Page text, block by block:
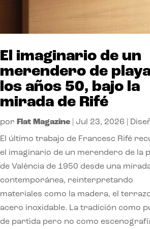
El imaginario de un
merendero de
los años 50, bajo la
mirada de Rifé
por Flat Magazine Jul 23, 2026
El último trabajo de Francesc Rifé
el imaginario de un merendero de la
de València de 1950 desde una
contemporánea, reinterpretando
materiales como la madera, el
acero inoxidable. La tradición como
de partida pero no como